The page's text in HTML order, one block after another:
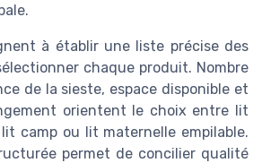
à établir une liste précise des
chaque produit. Nombre
de la sieste, espace disponible et
orientent le choix entre lit
camp ou lit maternelle empilable.
permet de concilier qualité